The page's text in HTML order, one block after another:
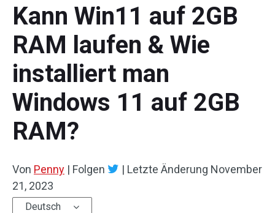
Kann Win11 auf 2GB
RAM laufen & Wie
installiert man
Windows 11 auf 2GB
RAM?
Von Penny | Folgen | Letzte Änderung November
21, 2023
Deutsch